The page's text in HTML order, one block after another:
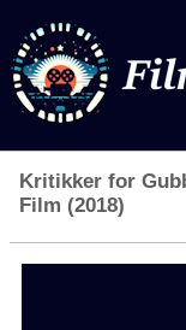
Kritikker for
Film (2018)